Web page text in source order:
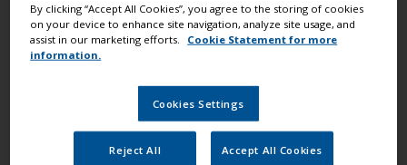
Måla din båt som ett proffs
Hitta de bästa produkterna för att
underhålla din båt
By clicking “Accept All Cookies”, you agree to the storing of cookies
on your device to enhance site navigation, analyze site usage, and
assist in our marketing efforts.
Cookie Statement for more
information.
Cookies Settings
Reject All Accept All Cookies